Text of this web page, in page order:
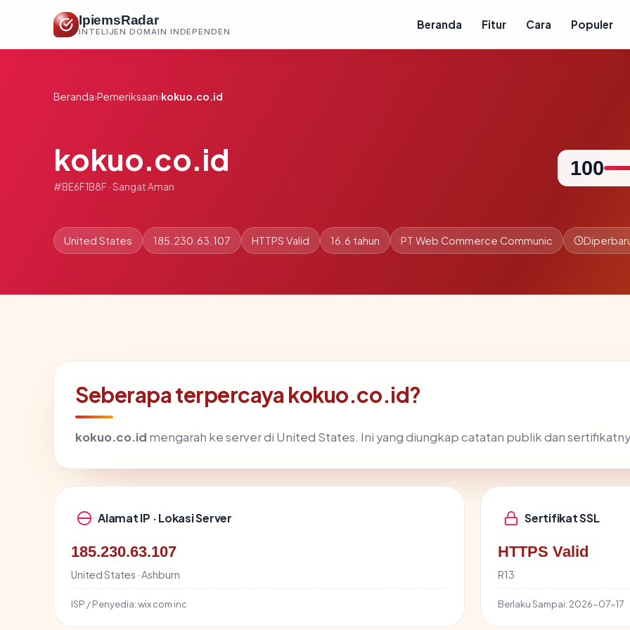
IpiemsRadar
INTELIJEN DOMAIN INDEPENDEN
Beranda Fitur Cara Populer
Beranda›Pemeriksaan›kokuo.co.id
kokuo.co.id
#BE6F1B8F · Sangat Aman
100
United States 185.230.63.107 HTTPS Valid 16.6 tahun PT Web Commerce Communic
Seberapa terpercaya kokuo.co.id?
kokuo.co.id mengarah ke server di United States. Ini yang diungkap catatan publik dan
Alamat IP · Lokasi Server
185.230.63.107
United States · Ashburn
ISP / Penyedia:wix com inc
Sertifikat SSL
HTTPS Valid
R13
Berlaku Sampai: 2026-07-17